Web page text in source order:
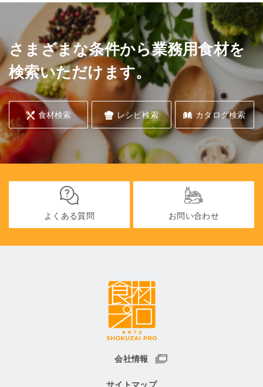
さまざまな条件から業務用食材を
検索いただけます。
食材検索 レシピ検索 カタログ検索
よくある質問 お問い合わせ
会社情報
サイトマップ